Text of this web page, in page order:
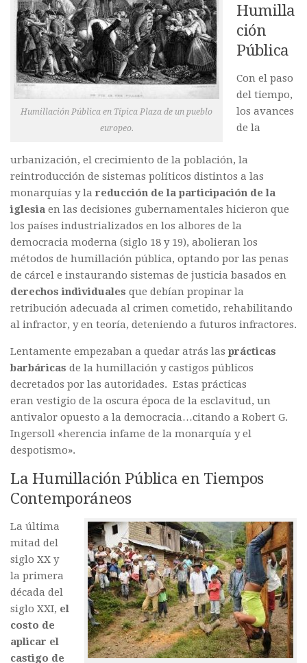
Humillación Pública en Típica Plaza de un pueblo
europeo.
Humilla
ción
Pública
Con el paso
del tiempo,
los avances
de la
urbanización, el crecimiento de la población, la
reintroducción de sistemas políticos distintos a las
monarquías y lareducción de la participación de la
iglesia en las decisiones gubernamentales hicieron que
los países industrializados en los albores de la
democracia moderna (siglo 18 y 19), abolieran los
métodos de humillación pública, optando por las penas
de cárcel e instaurando sistemas de justicia basados en
derechos individuales que debían propinar la
retribución adecuada al crimen cometido, rehabilitando
al infractor, y en teoría, deteniendo a futuros infractores.
Lentamente empezaban a quedar atrás las prácticas
barbáricas de la humillación y castigos públicos
decretados por las autoridades. Estas prácticas
eran vestigio de la oscura época de la esclavitud, un
antivalor opuesto a la democracia…citando a Robert G.
Ingersoll «herencia infame de la monarquía y el
despotismo».
La Humillación Pública en Tiempos
Contemporáneos
La última
mitad del
siglo XX y
la primera
década del
siglo XXI, el
costo de
aplicar el
castigo de